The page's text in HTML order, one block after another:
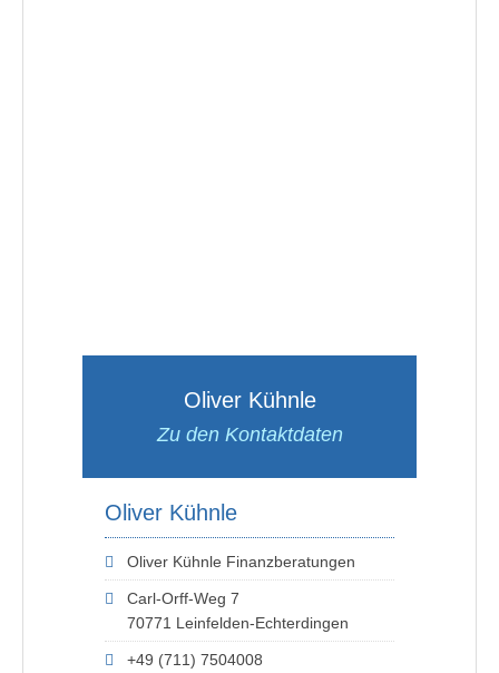
Oliver Kühnle
Zu den Kontaktdaten
Oliver Kühnle
Oliver Kühnle Finanzberatungen
Carl-Orff-Weg 7
70771 Leinfelden-Echterdingen
+49 (711) 7504008